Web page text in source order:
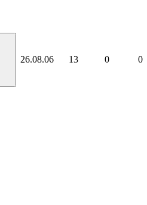
26.08.06 13 0 0